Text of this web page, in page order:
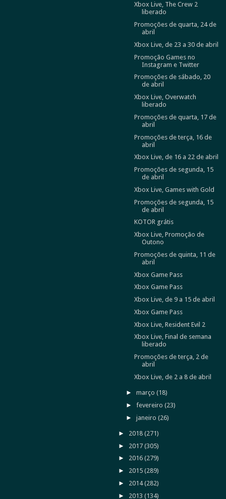
Xbox Live, The Crew 2
liberado
Promoções de quarta, 24 de
abril
Xbox Live, de 23 a 30 de abril
Promoção Games no
Instagram e Twitter
Promoções de sábado, 20
de abril
Xbox Live, Overwatch
liberado
Promoções de quarta, 17 de
abril
Promoções de terça, 16 de
abril
Xbox Live, de 16 a 22 de abril
Promoções de segunda, 15
de abril
Xbox Live, Games with Gold
Promoções de segunda, 15
de abril
KOTOR grátis
Xbox Live, Promoção de
Outono
Promoções de quinta, 11 de
abril
Xbox Game Pass
Xbox Game Pass
Xbox Live, de 9 a 15 de abril
Xbox Game Pass
Xbox Live, Resident Evil 2
Xbox Live, Final de semana
liberado
Promoções de terça, 2 de
abril
Xbox Live, de 2 a 8 de abril
►março(18)
►fevereiro(23)
►janeiro(26)
► 2018 (271)
► 2017 (305)
► 2016 (279)
► 2015 (289)
► 2014(282)
► 2013 (134)